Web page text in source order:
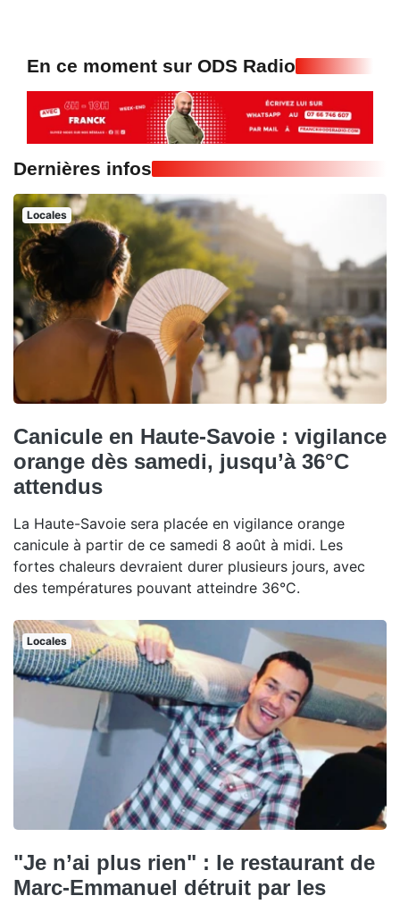
En ce moment sur ODS Radio
Dernières infos
Locales
Canicule en Haute-Savoie : vigilance
orange dès samedi, jusqu’à 36°C
attendus
La Haute-Savoie sera placée en vigilance orange
canicule à partir de ce samedi 8 août à midi. Les
fortes chaleurs devraient durer plusieurs jours, avec
des températures pouvant atteindre 36°C.
Locales
"Je n’ai plus rien" : le restaurant de
Marc-Emmanuel détruit par les